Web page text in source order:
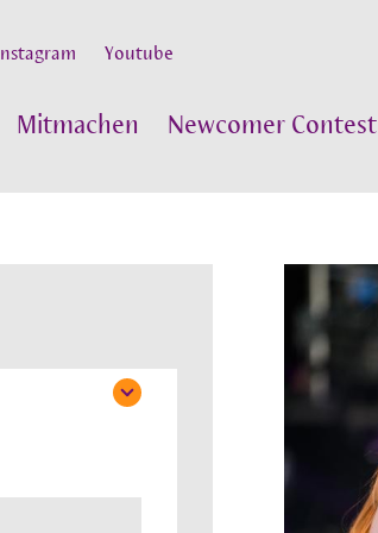
Instagram Youtube
Mitmachen Newcomer Contest